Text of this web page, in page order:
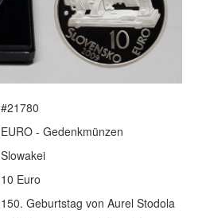
#21780
EURO - Gedenkmünzen
Slowakei
10 Euro
150. Geburtstag von Aurel Stodola